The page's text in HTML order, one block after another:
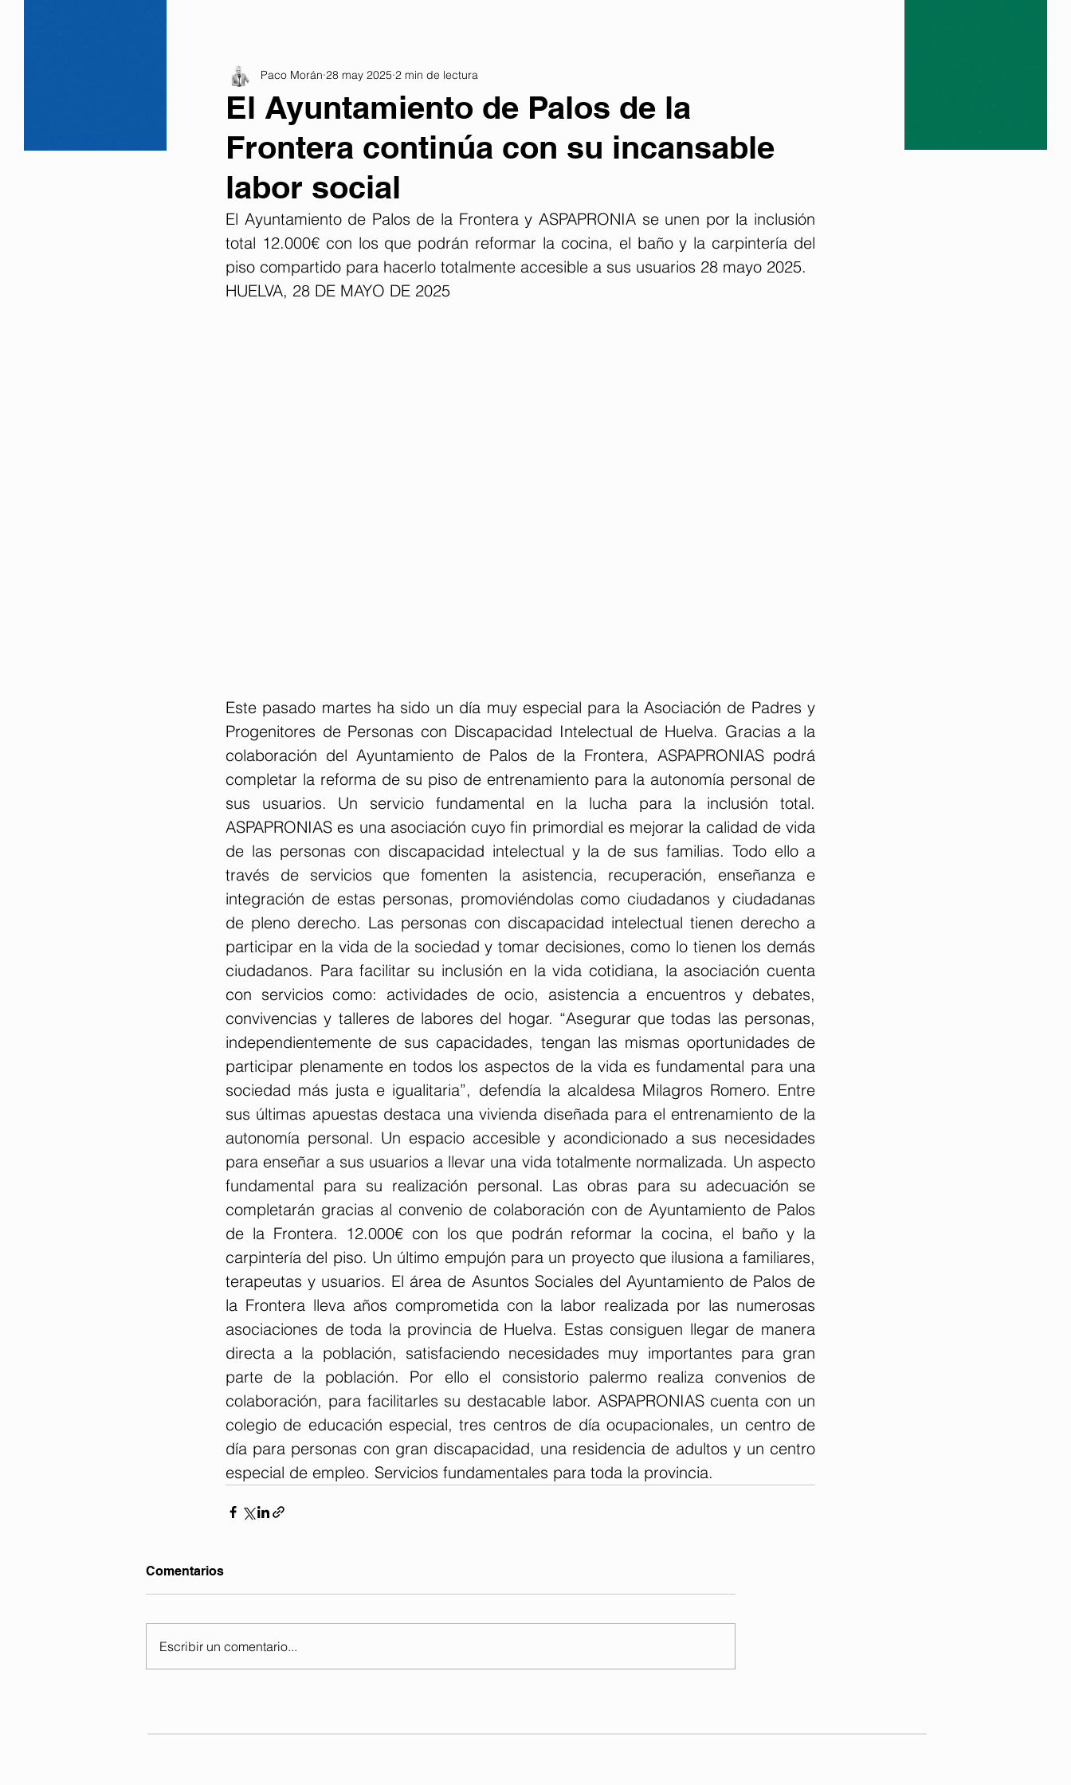
El Ayuntamiento de Palos de la
Frontera continúa con su incansable
labor social
Paco Morán 28 may 2025 2 min de lectura
El Ayuntamiento de Palos de la Frontera y ASPAPRONIA se unen por la inclusión
total 12.000€ con los que podrán reformar la cocina, el baño y la carpintería del
piso compartido para hacerlo totalmente accesible a sus usuarios 28 mayo 2025.
HUELVA, 28 DE MAYO DE 2025
Este pasado martes ha sido un día muy especial para la Asociación de Padres y
Progenitores de Personas con Discapacidad Intelectual de Huelva. Gracias a la
colaboración del Ayuntamiento de Palos de la Frontera, ASPAPRONIAS podrá
completar la reforma de su piso de entrenamiento para la autonomía personal de
sus usuarios. Un servicio fundamental en la lucha para la inclusión total.
ASPAPRONIAS es una asociación cuyo fin primordial es mejorar la calidad de vida
de las personas con discapacidad intelectual y la de sus familias. Todo ello a
través de servicios que fomenten la asistencia, recuperación, enseñanza e
integración de estas personas, promoviéndolas como ciudadanos y ciudadanas
de pleno derecho. Las personas con discapacidad intelectual tienen derecho a
participar en la vida de la sociedad y tomar decisiones, como lo tienen los demás
ciudadanos. Para facilitar su inclusión en la vida cotidiana, la asociación cuenta
con servicios como: actividades de ocio, asistencia a encuentros y debates,
convivencias y talleres de labores del hogar. “Asegurar que todas las personas,
independientemente de sus capacidades, tengan las mismas oportunidades de
participar plenamente en todos los aspectos de la vida es fundamental para una
sociedad más justa e igualitaria”, defendía la alcaldesa Milagros Romero. Entre
sus últimas apuestas destaca una vivienda diseñada para el entrenamiento de la
autonomía personal. Un espacio accesible y acondicionado a sus necesidades
para enseñar a sus usuarios a llevar una vida totalmente normalizada. Un aspecto
fundamental para su realización personal. Las obras para su adecuación se
completarán gracias al convenio de colaboración con de Ayuntamiento de Palos
de la Frontera. 12.000€ con los que podrán reformar la cocina, el baño y la
carpintería del piso. Un último empujón para un proyecto que ilusiona a familiares,
terapeutas y usuarios. El área de Asuntos Sociales del Ayuntamiento de Palos de
la Frontera lleva años comprometida con la labor realizada por las numerosas
asociaciones de toda la provincia de Huelva. Estas consiguen llegar de manera
directa a la población, satisfaciendo necesidades muy importantes para gran
parte de la población. Por ello el consistorio palermo realiza convenios de
colaboración, para facilitarles su destacable labor. ASPAPRONIAS cuenta con un
colegio de educación especial, tres centros de día ocupacionales, un centro de
día para personas con gran discapacidad, una residencia de adultos y un centro
especial de empleo. Servicios fundamentales para toda la provincia.
Comentarios
Escribir un comentario...